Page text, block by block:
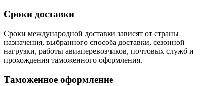
Сроки доставки
Сроки международной доставки зависят от страны
назначения, выбранного способа доставки, сезонной
нагрузки, работы авиаперевозчиков, почтовых служб и
прохождения таможенного оформления.
Таможенное оформление